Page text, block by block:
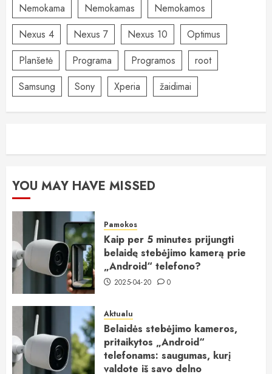
Nemokama
Nemokamas
Nemokamos
Nexus 4
Nexus 7 Nexus 10
Optimus
Planšetė
Programa Programos
root
Samsung
Sony Xperia žaidimai
YOU MAY HAVE MISSED
Pamokos
Kaip per 5 minutes prijungti
belaidę stebėjimo kamerą prie
„Android“ telefono?
2025-04-20 0
Aktualu
Belaidės stebėjimo kameros,
pritaikytos „Android“
telefonams: saugumas, kurį
valdote iš savo delno